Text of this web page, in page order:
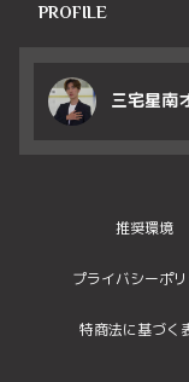
PROFILE
三宅星南
推奨環境
プライバシーポ
特商法に基づく